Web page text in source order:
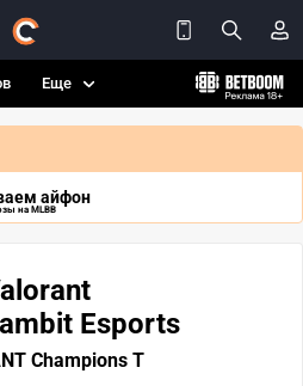
Еще
айфон
на MLBB
Esports
Champions T